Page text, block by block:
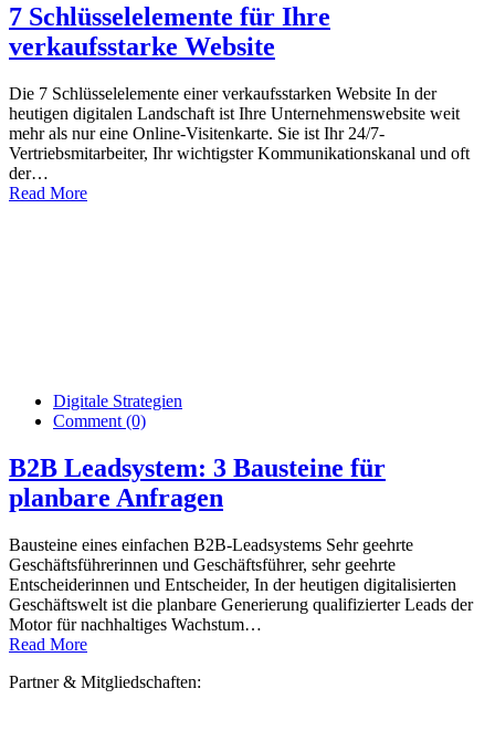
7 Schlüsselelemente für Ihre
verkaufsstarke Website
Die 7 Schlüsselelemente einer verkaufsstarken Website In der
heutigen digitalen Landschaft ist Ihre Unternehmenswebsite weit
mehr als nur eine Online-Visitenkarte. Sie ist Ihr 24/7-
Vertriebsmitarbeiter, Ihr wichtigster Kommunikationskanal und oft
der…
Read More
Digitale Strategien
Comment (0)
B2B Leadsystem: 3 Bausteine für
planbare Anfragen
Bausteine eines einfachen B2B-Leadsystems Sehr geehrte
Geschäftsführerinnen und Geschäftsführer, sehr geehrte
Entscheiderinnen und Entscheider, In der heutigen digitalisierten
Geschäftswelt ist die planbare Generierung qualifizierter Leads der
Motor für nachhaltiges Wachstum…
Read More
Partner & Mitgliedschaften: